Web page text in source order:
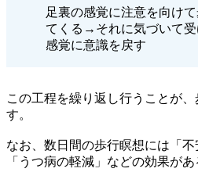
足裏の感覚に注意を向け
てくる→それに気づいて
感覚に意識を戻す
この工程を繰り返し行うことが
す。
なお、数日間の歩行瞑想には「
「うつ病の軽減」などの効果が